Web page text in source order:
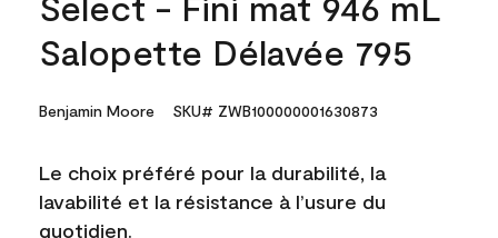
Salopette Délavée 795
Benjamin Moore SKU# ZWB100000001630873
Le choix préféré pour la durabilité, la
lavabilité et la résistance à l’usure du
quotidien.